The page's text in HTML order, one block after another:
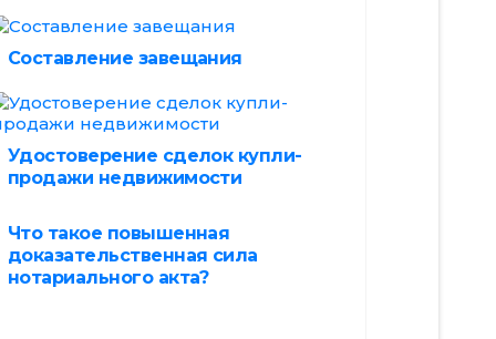
Составление завещания
Удостоверение сделок купли-
продажи недвижимости
Что такое повышенная
доказательственная сила
нотариального акта?